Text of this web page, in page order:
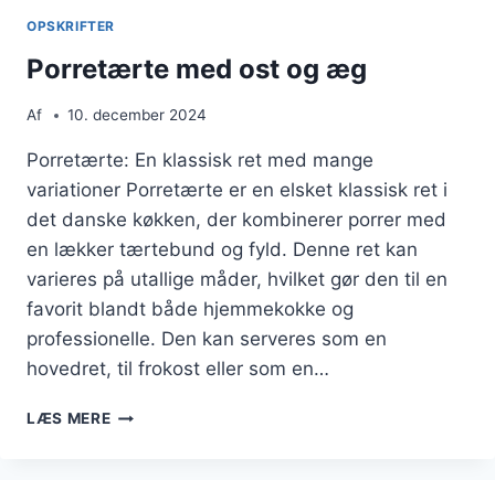
OPSKRIFTER
Porretærte med ost og æg
Af 10. december 2024
Porretærte: En klassisk ret med mange
variationer Porretærte er en elsket klassisk ret i
det danske køkken, der kombinerer porrer med
en lækker tærtebund og fyld. Denne ret kan
varieres på utallige måder, hvilket gør den til en
favorit blandt både hjemmekokke og
professionelle. Den kan serveres som en
hovedret, til frokost eller som en…
LÆS MEREPORRETÆRTE